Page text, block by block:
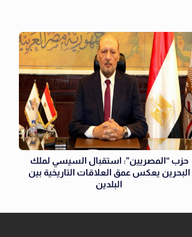
حزب “المصريين”: استقبال السيسي لملك
البحرين يعكس عمق العلاقات التاريخية بين
البلدين